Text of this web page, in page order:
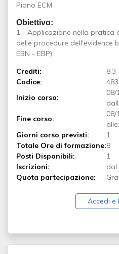
Piano ECM
Obiettivo:
1 - Applicazione nella pratica
delle procedure dell'evidence
EBN - EBP)
Crediti:
8.3
Codice:
Inizio corso:
08/
Fine corso:
08/
Giorni corso previsti:
1
Totale Ore di formazione:8
Posti Disponibili:
1
Iscrizioni:
dal:
Quota partecipazione:
Accedi e